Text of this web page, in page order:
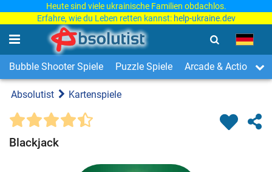
Heute sind viele ukrainische Familien obdachlos.
Erfahre, wie du Leben retten kannst: help-ukraine.dev
Bubble Shooter Spiele Puzzle Spiele Arcade & Action
Absolutist Kartenspiele
Blackjack